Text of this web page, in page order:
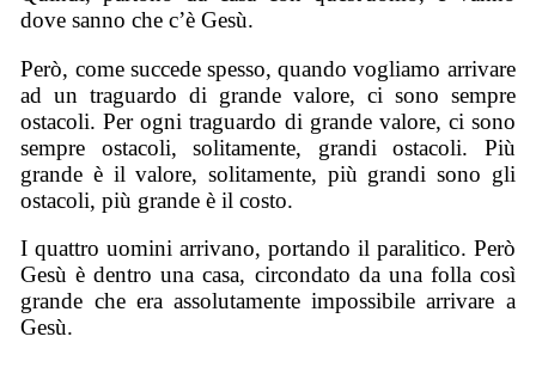
dove sanno che c’è Gesù.
Però, come succede spesso, quando vogliamo arrivare
ad un traguardo di grande valore, ci sono sempre
ostacoli. Per ogni traguardo di grande valore, ci sono
sempre ostacoli, solitamente, grandi ostacoli. Più
grande è il valore, solitamente, più grandi sono gli
ostacoli, più grande è il costo.
I quattro uomini arrivano, portando il paralitico. Però
Gesù è dentro una casa, circondato da una folla così
grande che era assolutamente impossibile arrivare a
Gesù.